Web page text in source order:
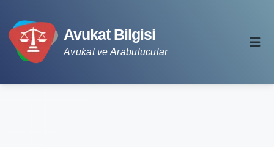
Avukat Bilgisi
Avukat ve Arabulucular